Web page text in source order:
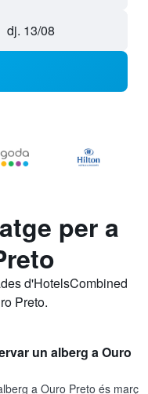
dj. 13/08
per a
d'HotelsCombined
Preto.
un alberg a Ouro
a Ouro Preto és març